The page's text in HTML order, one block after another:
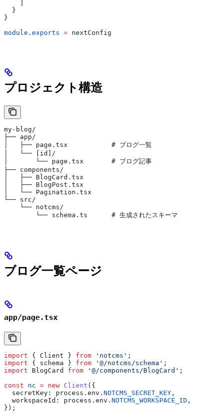
  }
}
module . exports = nextConfig
プロジェクト構造
my-blog/
├── app/
│   ├── page.tsx           # ブログ一覧
│   └── [id]/
│       └── page.tsx       # ブログ記事
├── components/
│   ├── BlogCard.tsx
│   ├── BlogPost.tsx
│   └── Pagination.tsx
└── src/
    └── notcms/
        └── schema.ts      # 生成されたスキーマ
ブログ一覧ページ
app/page.tsx
import { Client } from 'notcms' ;
import { schema } from '@/notcms/schema' ;
import BlogCard from '@/components/BlogCard' ;
const nc = new Client ({
  secretKey:
process . env . NOTCMS_SECRET_KEY ,
  workspaceId:
process . env . NOTCMS_WORKSPACE_ID ,
});